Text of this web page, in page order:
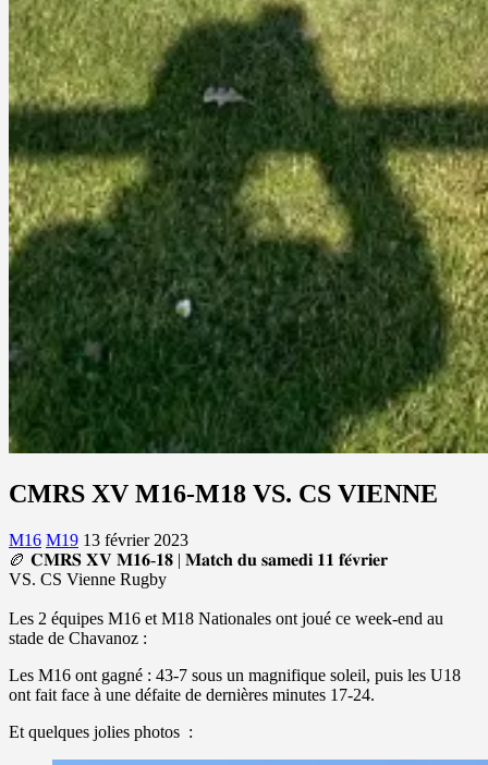
CMRS XV M16-M18 VS. CS VIENNE
M16 M19 13 février 2023
🏉 𝐂𝐌𝐑𝐒 𝐗𝐕 𝐌𝟏𝟔-𝟏𝟖 | 𝐌𝐚𝐭𝐜𝐡 𝐝𝐮 𝐬𝐚𝐦𝐞𝐝𝐢 𝟏𝟏 𝐟𝐞́𝐯𝐫𝐢𝐞𝐫
VS. CS Vienne Rugby
Les 2 équipes M16 et M18 Nationales ont joué ce week-end au
stade de Chavanoz :
Les M16 ont gagné : 43-7 sous un magnifique soleil, puis les U18
ont fait face à une défaite de dernières minutes 17-24.
Et quelques jolies photos :